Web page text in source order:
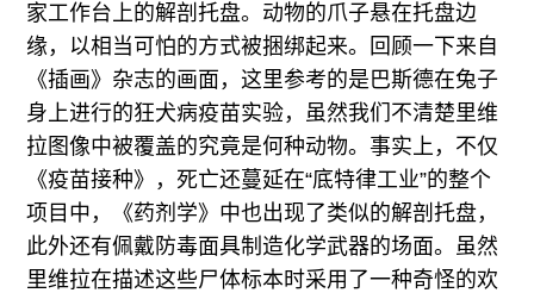
家工作台上的解剖托盘。动物的爪子悬在托盘边
缘，以相当可怕的方式被捆绑起来。回顾一下来自
《插画》杂志的画面，这里参考的是巴斯德在兔子
身上进行的狂犬病疫苗实验，虽然我们不清楚里维
拉图像中被覆盖的究竟是何种动物。事实上，不仅
《疫苗接种》，死亡还蔓延在“底特律工业”的整个
项目中，《药剂学》中也出现了类似的解剖托盘，
此外还有佩戴防毒面具制造化学武器的场面。虽然
里维拉在描述这些尸体标本时采用了一种奇怪的欢